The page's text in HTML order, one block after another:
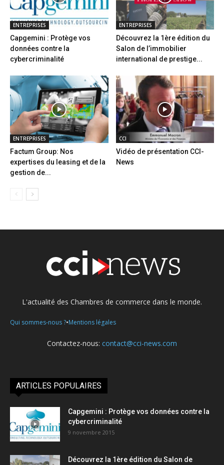
ENTREPRISES
Capgemini : Protège vos
données contre la
cybercriminalité
ENTREPRISES
Découvrez la 1ère édition du
Salon de l’immobilier
international de prestige...
ENTREPRISES
Factum Group: Nos
expertises du leasing et de la
gestion de...
CCI
Vidéo de présentation CCI-
News
L'actualité des Chambres de commerce dans le monde.
Qui sommes-nous ?•Mentions légales
Contactez-nous: contact@cci-news.com
ARTICLES POPULAIRES
Capgemini : Protège vos données contre la
cybercriminalité
9 novembre 2015
Découvrez la 1ère édition du Salon de